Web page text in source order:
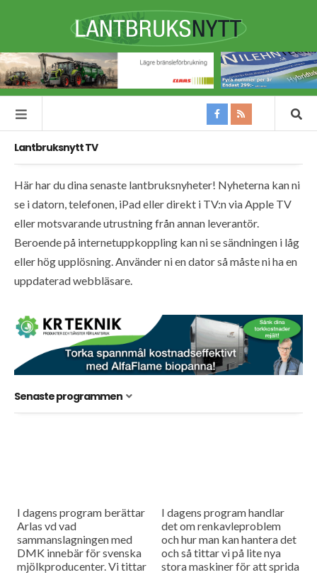
Lantbruksnytt TV
Här har du dina senaste lantbruksnyheter! Nyheterna kan ni
se i datorn, telefonen, iPad eller direkt i TV:n via Apple TV
eller motsvarande utrustning från annan leverantör.
Beroende på internetuppkoppling kan ni se sändningen i låg
eller hög upplösning. Använder ni en dator så måste ni ha en
uppdaterad webbläsare.
Senaste programmen
I dagens program berättar
Arlas vd vad
sammanslagningen med
DMK innebär för svenska
mjölkproducenter. Vi tittar
I dagens program handlar
det om renkavleproblem
och hur man kan hantera det
och så tittar vi på lite nya
stora maskiner för att sprida